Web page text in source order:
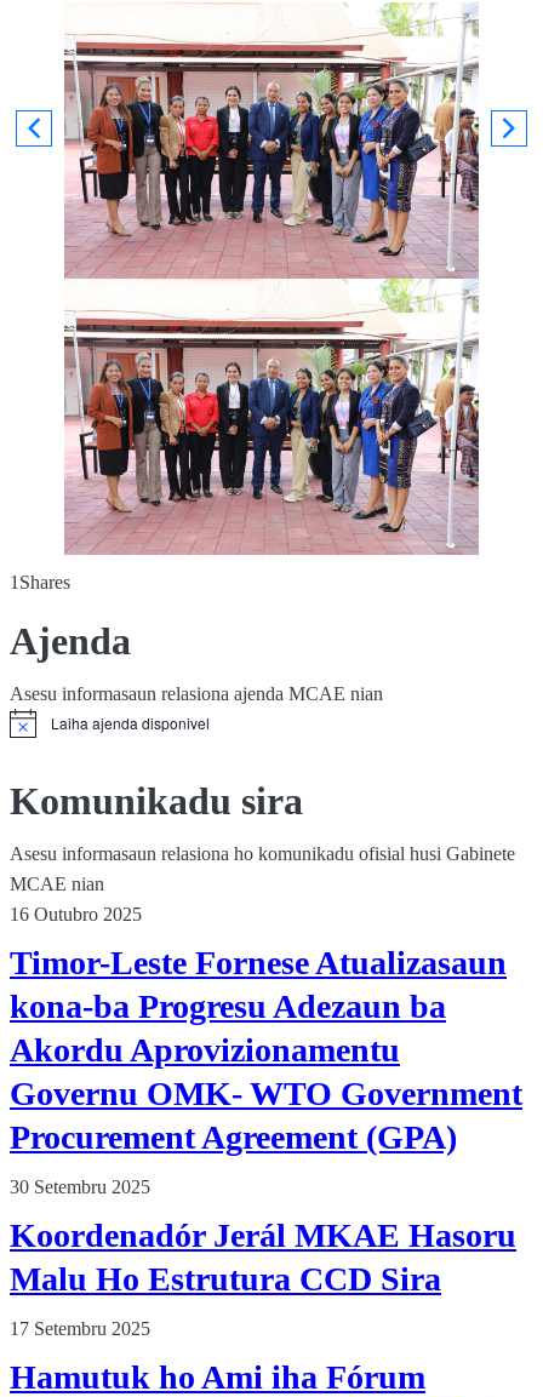
1 Shares
Ajenda
Asesu informasaun relasiona ajenda MCAE nian
Laiha ajenda disponivel
Komunikadu sira
Asesu informasaun relasiona ho komunikadu ofisial husi Gabinete
MCAE nian
16 Outubro 2025
Timor-Leste Fornese Atualizasaun
kona-ba Progresu Adezaun ba
Akordu Aprovizionamentu
Governu OMK- WTO Government
Procurement Agreement (GPA)
30 Setembru 2025
Koordenadór Jerál MKAE Hasoru
Malu Ho Estrutura CCD Sira
17 Setembru 2025
Hamutuk ho Ami iha Fórum